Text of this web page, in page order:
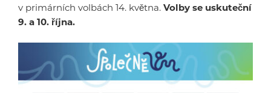
v primárních volbách 14. května. Volby se uskuteční
9. a 10. října.